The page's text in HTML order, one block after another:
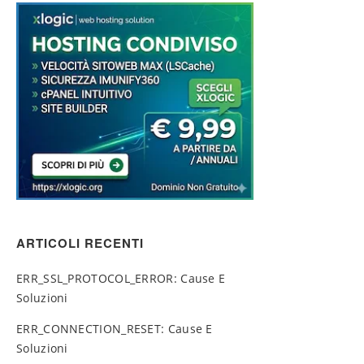
ARTICOLI RECENTI
ERR_SSL_PROTOCOL_ERROR: Cause E
Soluzioni
ERR_CONNECTION_RESET: Cause E
Soluzioni